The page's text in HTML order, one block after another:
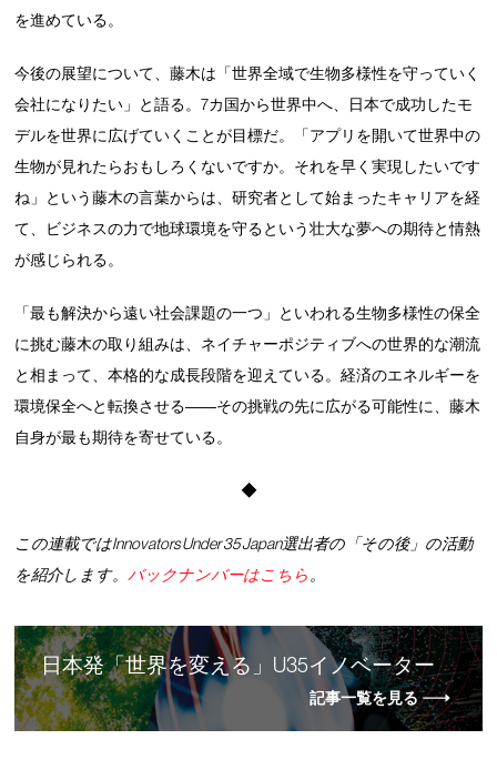
を進めている。
今後の展望について、藤木は「世界全域で生物多様性を守っていく
会社になりたい」と語る。7カ国から世界中へ、日本で成功したモ
デルを世界に広げていくことが目標だ。「アプリを開いて世界中の
生物が見れたらおもしろくないですか。それを早く実現したいです
ね」という藤木の言葉からは、研究者として始まったキャリアを経
て、ビジネスの力で地球環境を守るという壮大な夢への期待と情熱
が感じられる。
「最も解決から遠い社会課題の一つ」といわれる生物多様性の保全
に挑む藤木の取り組みは、ネイチャーポジティブへの世界的な潮流
と相まって、本格的な成長段階を迎えている。経済のエネルギーを
環境保全へと転換させる――その挑戦の先に広がる可能性に、藤木
自身が最も期待を寄せている。
◆
この連載ではInnovators Under 35 Japan選出者の「その後」の活動
を紹介します。バックナンバーはこちら。
日本発「世界を変える」U35イノベーター
記事一覧を見る